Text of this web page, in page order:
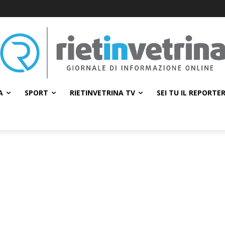
SPORT RIETINVETRINA TV SEI TU IL REPORTER